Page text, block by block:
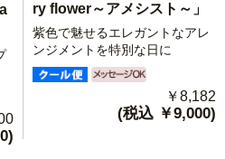
ry flower～アメシスト～」
紫色で魅せるエレガントなアレ
ンジメントを特別な日に
￥8,182
(税込 ￥9,000)